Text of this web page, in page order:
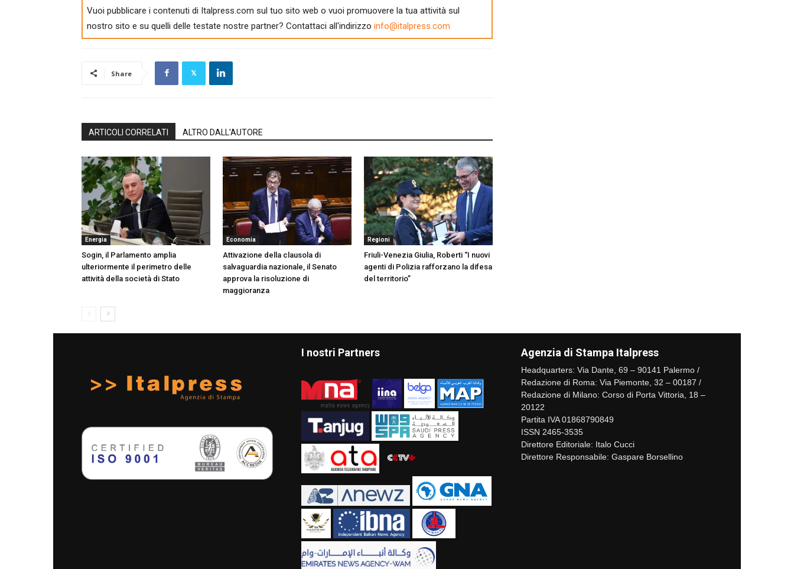
Vuoi pubblicare i contenuti di Italpress.com sul tuo sito web o vuoi promuovere la tua attività sul
nostro sito e su quelli delle testate nostre partner? Contattaci all'indirizzo info@italpress.com
Share
ARTICOLI CORRELATI ALTRO DALL'AUTORE
Energia
Sogin, il Parlamento amplia
ulteriormente il perimetro delle
attività della società di Stato
Economia
Attivazione della clausola di
salvaguardia nazionale, il Senato
approva la risoluzione di
maggioranza
Regioni
Friuli-Venezia Giulia, Roberti “I nuovi
agenti di Polizia rafforzano la difesa
del territorio”
I nostri Partners Agenzia di Stampa Italpress
Headquarters: Via Dante, 69 – 90141 Palermo /
Redazione di Roma: Via Piemonte, 32 – 00187 /
Redazione di Milano: Corso di Porta Vittoria, 18 –
20122
Partita IVA 01868790849
ISSN 2465-3535
Direttore Editoriale: Italo Cucci
Direttore Responsabile: Gaspare Borsellino